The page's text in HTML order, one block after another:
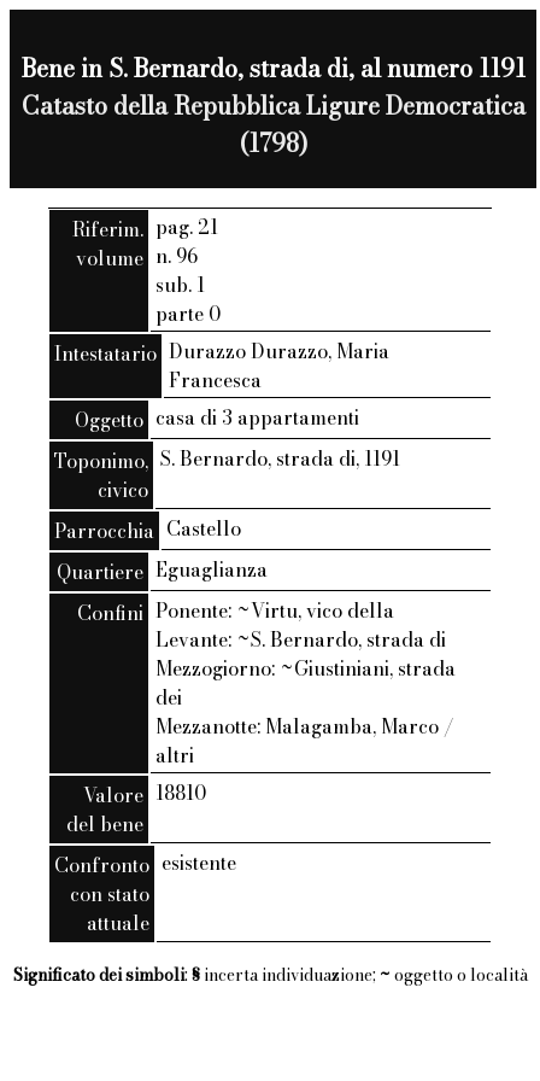
Bene in S. Bernardo, strada di, al numero 1191
Catasto della Repubblica Ligure Democratica
(1798)
Riferim.
volume
pag. 21
n. 96
sub. 1
parte 0
Intestatario Durazzo Durazzo, Maria
Francesca
Oggetto casa di 3 appartamenti
Toponimo,
civico
S. Bernardo, strada di, 1191
Parrocchia Castello
Quartiere Eguaglianza
Confini Ponente: ~Virtu, vico della
Levante: ~S. Bernardo, strada di
Mezzogiorno: ~Giustiniani, strada
dei
Mezzanotte: Malagamba, Marco /
altri
Valore
del bene
18810
Confronto
con stato
attuale
esistente
Significato dei simboli: §incerta individuazione; ~ oggetto o località